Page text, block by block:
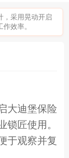
，采用晃动开启
效率。
大迪堡保险
锁匠使用。
于观察并复